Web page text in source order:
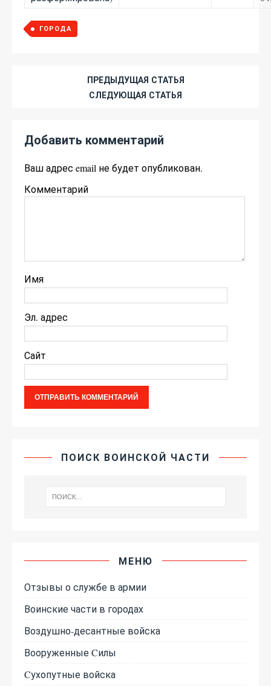
ГОРОДА
ПРЕДЫДУЩАЯ СТАТЬЯ
СЛЕДУЮЩАЯ СТАТЬЯ
Добавить комментарий
Ваш адрес email не будет опубликован.
Комментарий
Имя
Эл. адрес
Сайт
ПОИСК ВОИНСКОЙ ЧАСТИ
МЕНЮ
Отзывы о службе в армии
Воинские части в городах
Воздушно-десантные войска
Вооруженные Cилы
Cухопутные войска